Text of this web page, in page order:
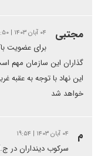
مجتبی ۰۴ آبان ۱۴۰۳ | ۱۹:۵۰
برای عضویت
گذاران این سازمان مهم
این نهاد با توجه به عقبه
خواهد شد
م ۰۴ آبان ۱۴۰۳ | ۱۹:۵۴
سرکوب دینداران در